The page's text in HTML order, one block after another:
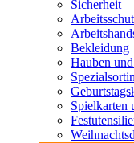
Sicherheit
Bekleidung
Hauben
Spielkarten